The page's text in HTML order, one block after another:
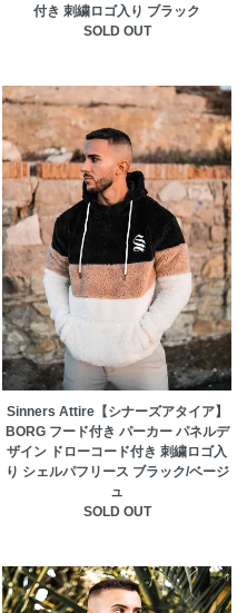
付き 刺繍ロゴ入り ブラック
SOLD OUT
Sinners Attire【シナーズアタイア】
BORG フード付き パーカー パネルデ
ザイン ドローコード付き 刺繍ロゴ入
り シェルパフリース ブラック/ベージ
ュ
SOLD OUT